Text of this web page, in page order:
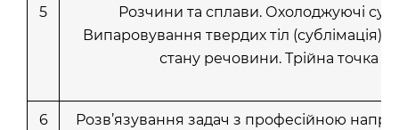
5
Розчини та сплави. Охолоджуючі
Випаровування твердих тіл (сублімація).
стану речовини. Трійна точка
6 Розв’язування задач з професійною